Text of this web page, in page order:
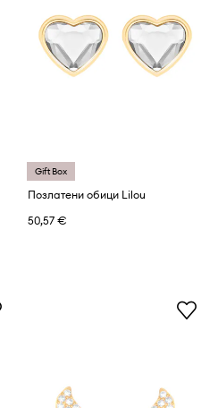
Gift Box
Позлатени обици Lilou
50,57 €